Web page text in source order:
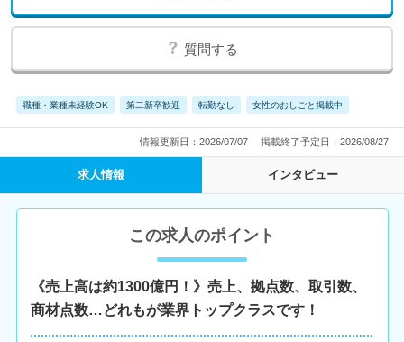
質問する
職種・業種未経験OK 第二新卒歓迎 転勤なし 女性のおしごと掲載中
情報更新日：2026/07/07 掲載終了予定日：2026/08/27
求人情報 インタビュー
この求人のポイント
《売上高は約1300億円！》売上、拠点数、取引数、
商材点数…どれもが業界トップクラスです！